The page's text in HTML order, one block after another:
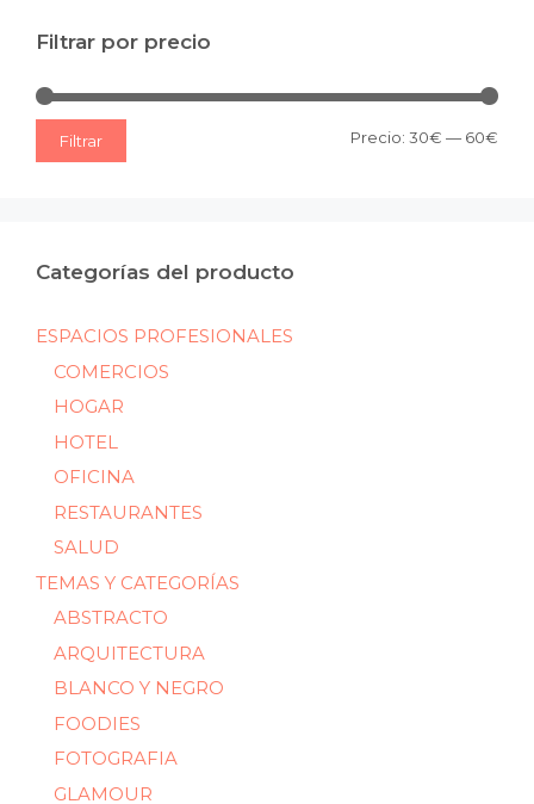
Filtrar por precio
Filtrar Precio: 30€ — 60€
Categorías del producto
ESPACIOS PROFESIONALES
COMERCIOS
HOGAR
HOTEL
OFICINA
RESTAURANTES
SALUD
TEMAS Y CATEGORÍAS
ABSTRACTO
ARQUITECTURA
BLANCO Y NEGRO
FOODIES
FOTOGRAFIA
GLAMOUR